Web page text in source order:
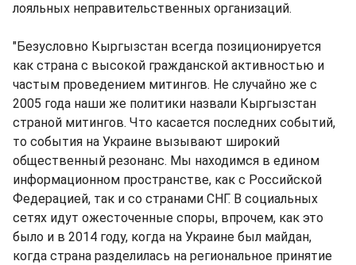
лояльных неправительственных организаций.
"Безусловно Кыргызстан всегда позиционируется
как страна с высокой гражданской активностью и
частым проведением митингов. Не случайно же с
2005 года наши же политики назвали Кыргызстан
страной митингов. Что касается последних событий,
то события на Украине вызывают широкий
общественный резонанс. Мы находимся в едином
информационном пространстве, как с Российской
Федерацией, так и со странами СНГ. В социальных
сетях идут ожесточенные споры, впрочем, как это
было и в 2014 году, когда на Украине был майдан,
когда страна разделилась на региональное принятие